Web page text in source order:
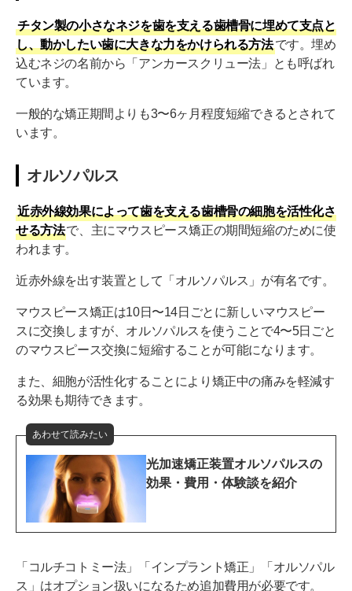
チタン製の小さなネジを歯を支える歯槽骨に埋めて支点と
し、動かしたい歯に大きな力をかけられる方法です。埋め
込むネジの名前から「アンカースクリュー法」とも呼ばれ
ています。
一般的な矯正期間よりも3〜6ヶ月程度短縮できるとされて
います。
オルソパルス
近赤外線効果によって歯を支える歯槽骨の細胞を活性化さ
せる方法で、主にマウスピース矯正の期間短縮のために使
われます。
近赤外線を出す装置として「オルソパルス」が有名です。
マウスピース矯正は10日〜14日ごとに新しいマウスピー
スに交換しますが、オルソパルスを使うことで4〜5日ごと
のマウスピース交換に短縮することが可能になります。
また、細胞が活性化することにより矯正中の痛みを軽減す
る効果も期待できます。
あわせて読みたい
光加速矯正装置オルソパルスの
効果・費用・体験談を紹介
「コルチコトミー法」「インプラント矯正」「オルソパル
ス」はオプション扱いになるため追加費用が必要です。